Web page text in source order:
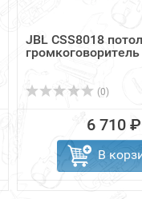
JBL CSS8018
(0)
6 710 ₽
В